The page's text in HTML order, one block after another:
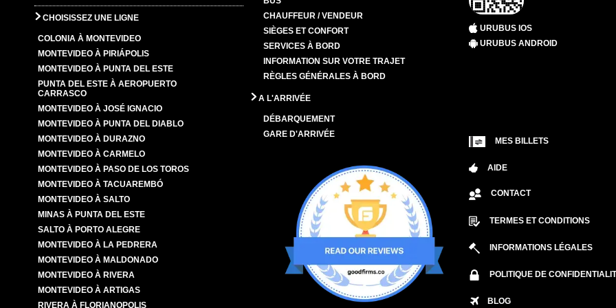
CHOISISSEZ UNE LIGNE
COLONIA À MONTEVIDEO
MONTEVIDEO À PIRIÁPOLIS
MONTEVIDEO À PUNTA DEL ESTE
PUNTA DEL ESTE À AEROPUERTO
CARRASCO
MONTEVIDEO À JOSÉ IGNACIO
MONTEVIDEO À PUNTA DEL DIABLO
MONTEVIDEO À DURAZNO
MONTEVIDEO À CARMELO
MONTEVIDEO À PASO DE LOS TOROS
MONTEVIDEO À TACUAREMBÓ
MONTEVIDEO À SALTO
MINAS À PUNTA DEL ESTE
SALTO À PORTO ALEGRE
MONTEVIDEO À LA PEDRERA
MONTEVIDEO À MALDONADO
MONTEVIDEO À RIVERA
MONTEVIDEO À ARTIGAS
RIVERA À FLORIANOPOLIS
CHAUFFEUR / VENDEUR
SIÈGES ET CONFORT
SERVICES À BORD
INFORMATION SUR VOTRE TRAJET
RÈGLES GÉNÉRALES À BORD
A L'ARRIVÉE
DÉBARQUEMENT
GARE D'ARRIVÉE
URUBUS IOS
URUBUS ANDROID
MES BILLETS
AIDE
CONTACT
TERMES ET CONDITIONS
INFORMATIONS LÉGALES
POLITIQUE DE
BLOG